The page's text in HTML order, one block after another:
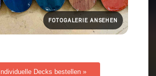
FOTOGALERIE ANSEHEN
Individuelle Decks bestellen »